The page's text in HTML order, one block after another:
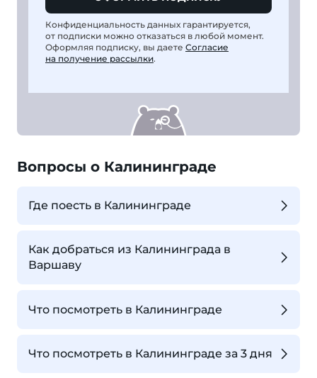
Конфиденциальность данных гарантируется,
от подписки можно отказаться в любой момент.
Оформляя подписку, вы даете Согласие
на получение рассылки.
Вопросы о Калининграде
Где поесть в Калининграде
Как добраться из Калининграда в
Варшаву
Что посмотреть в Калининграде
Что посмотреть в Калининграде за 3 дня